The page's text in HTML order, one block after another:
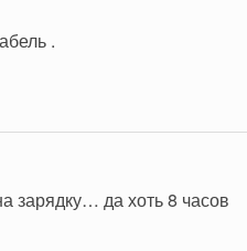
.
зарядку… да хоть 8 часов